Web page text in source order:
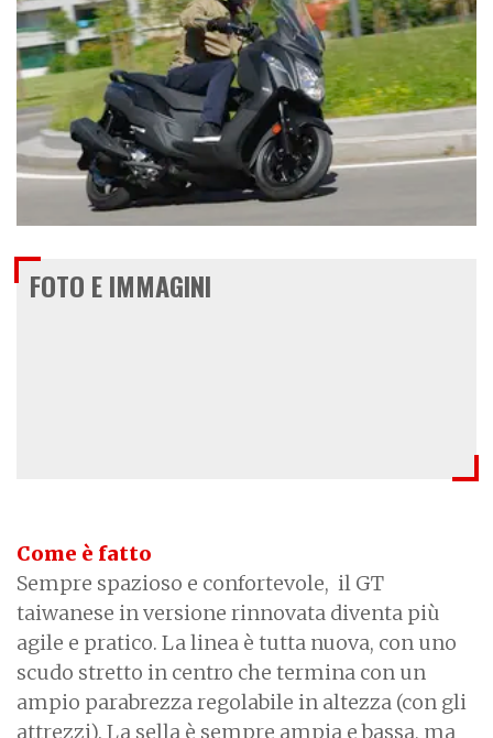
€ 4.500
FOTO E IMMAGINI
Come è fatto
Sempre spazioso e confortevole, il GT
taiwanese in versione rinnovata diventa più
agile e pratico. La linea è tutta nuova, con uno
scudo stretto in centro che termina con un
ampio parabrezza regolabile in altezza (con gli
attrezzi). La sella è sempre ampia e bassa, ma